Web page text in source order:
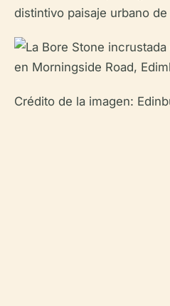
distintivo paisaje urbano
Crédito de la imagen: